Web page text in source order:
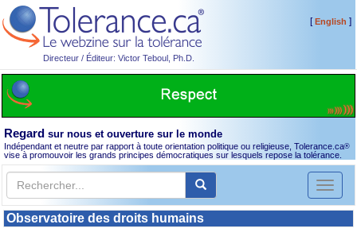
Directeur / Éditeur: Victor Teboul, Ph.D.
[English ]
Regard sur nous et ouverture sur le monde
Indépendant et neutre par rapport à toute orientation politique ou religieuse, Tolerance.ca®
vise à promouvoir les grands principes démocratiques sur lesquels repose la tolérance.
Toggle
Observatoire des droits humains